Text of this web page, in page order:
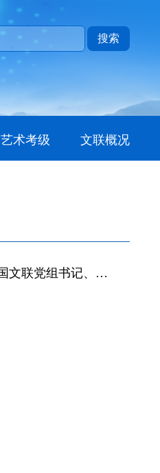
搜索
艺术考级 文联概况
中国文联党组书记、副主席李屹：书写中华民族现代文明的文艺篇章